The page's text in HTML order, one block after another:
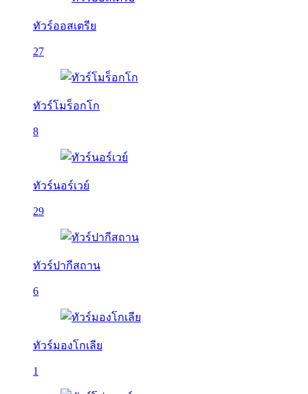
ทัวร์ออสเตรีย
27
ทัวร์โมร็อกโก
8
ทัวร์นอร์เวย์
29
ทัวร์ปากีสถาน
6
ทัวร์มองโกเลีย
1